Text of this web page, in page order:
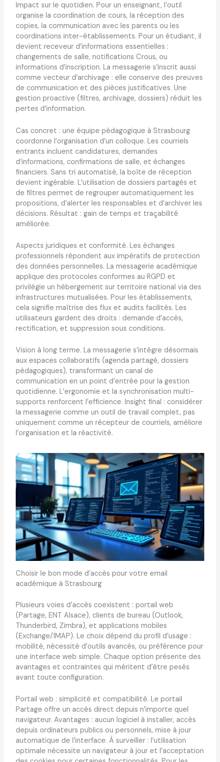
Impact sur le quotidien. Pour un enseignant, l’outil
organise la coordination de cours, la réception des
copies, la communication avec les parents ou les
coordinations inter-établissements. Pour un étudiant, il
devient receveur d’informations essentielles :
changements de salle, notifications Crous, ou
informations d’inscription. La messagerie s’inscrit aussi
comme vecteur d’archivage : elle conserve des preuves
de communication et des pièces justificatives. Une
gestion proactive (filtres, archivage, dossiers) réduit les
pertes d’information.
Cas concret : une équipe pédagogique à Strasbourg
coordonne l’organisation d’un colloque. Les courriels
entrants incluent candidatures, demandes
d’informations, confirmations de salle, et échanges
financiers. Sans tri automatisé, la boîte de réception
devient ingérable. L’utilisation de dossiers partagés et
de filtres permet de regrouper automatiquement les
propositions, d’alerter les responsables et d’archiver les
décisions. Résultat : gain de temps et traçabilité
améliorée.
Aspects juridiques et conformité. Les échanges
professionnels répondent aux impératifs de protection
des données personnelles. La messagerie académique
applique des protocoles conformes au RGPD et
privilégie un hébergement sur territoire national via des
infrastructures mutualisées. Pour les établissements,
cela signifie maîtrise des flux et audits facilités. Les
utilisateurs gardent des droits : demande d’accès,
rectification, et suppression sous conditions.
Vision à long terme. La messagerie s’intègre désormais
aux espaces collaboratifs (agenda partagé, dossiers
pédagogiques), transformant un canal de
communication en un point d’entrée pour la gestion
quotidienne. L’ergonomie et la synchronisation multi-
supports renforcent l’efficience. Insight final : considérer
la messagerie comme un outil de travail complet, pas
uniquement comme un récepteur de courriels, améliore
l’organisation et la réactivité.
Choisir le bon mode d’accès pour votre email
académique à Strasbourg
Plusieurs voies d’accès coexistent : portail web
(Partage, ENT Alsace), clients de bureau (Outlook,
Thunderbird, Zimbra), et applications mobiles
(Exchange/IMAP). Le choix dépend du profil d’usage :
mobilité, nécessité d’outils avancés, ou préférence pour
une interface web simple. Chaque option présente des
avantages et contraintes qui méritent d’être pesés
avant toute configuration.
Portail web : simplicité et compatibilité. Le portail
Partage offre un accès direct depuis n’importe quel
navigateur. Avantages : aucun logiciel à installer, accès
depuis ordinateurs publics ou personnels, mise à jour
automatique de l’interface. À surveiller : l’utilisation
optimale nécessite un navigateur à jour et l’acceptation